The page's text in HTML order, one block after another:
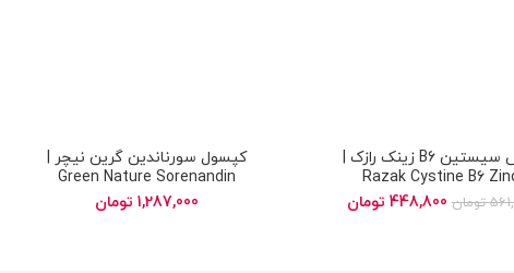
قرص سیستین B6 زینک رازک |
Razak Cystine B6
تومان 448,800 تومان
کپسول سورناندین گرین نیچر |
Green Nature Sorenandin
1,287,000 تومان